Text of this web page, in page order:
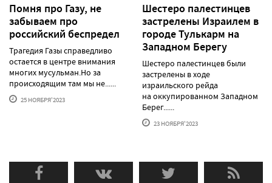
Помня про Газу, не
забываем про
российский беспредел
Трагедия Газы справедливо
остается в центре внимания
многих мусульман.Но за
происходящим там мы не......
25 НОЯБРЯ'2023
Шестеро палестинцев
застрелены Израилем в
городе Тулькарм на
Западном Берегу
Шестеро палестинцев были
застрелены в ходе
израильского рейда
на оккупированном Западном
Берег......
23 НОЯБРЯ'2023